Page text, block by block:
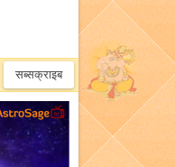
सब्सक्राइब